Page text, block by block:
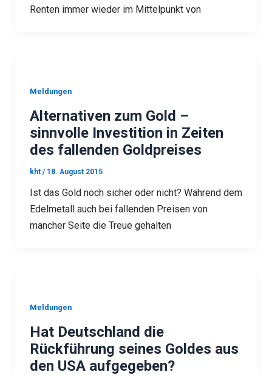
Renten immer wieder im Mittelpunkt von
Meldungen
Alternativen zum Gold –
sinnvolle Investition in Zeiten
des fallenden Goldpreises
kht / 18. August 2015
Ist das Gold noch sicher oder nicht? Während dem
Edelmetall auch bei fallenden Preisen von
mancher Seite die Treue gehalten
Meldungen
Hat Deutschland die
Rückführung seines Goldes aus
den USA aufgegeben?